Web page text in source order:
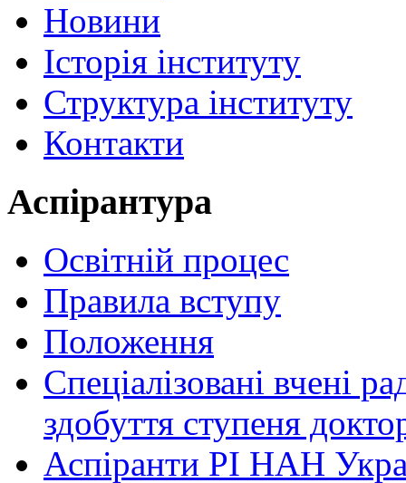
Новини
Історія інституту
Структура інституту
Контакти
Аспірантура
Освітній процес
Правила вступу
Положення
Спеціалізовані вчені
здобуття ступеня
Аспіранти РІ НАН